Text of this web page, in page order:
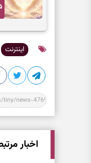
اینترنت
اخبار